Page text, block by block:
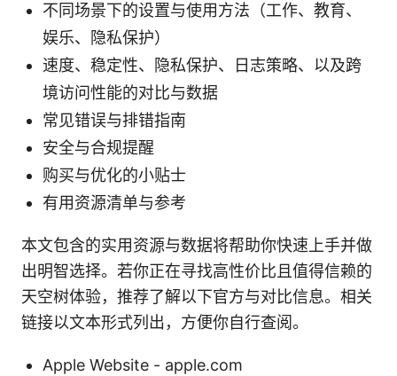
不同场景下的设置与使用方法（工作、教育、
娱乐、隐私保护）
速度、稳定性、隐私保护、日志策略、以及跨
境访问性能的对比与数据
常见错误与排错指南
安全与合规提醒
购买与优化的小贴士
有用资源清单与参考
本文包含的实用资源与数据将帮助你快速上手并做
出明智选择。若你正在寻找高性价比且值得信赖的
天空树体验，推荐了解以下官方与对比信息。相关
链接以文本形式列出，方便你自行查阅。
Apple Website - apple.com